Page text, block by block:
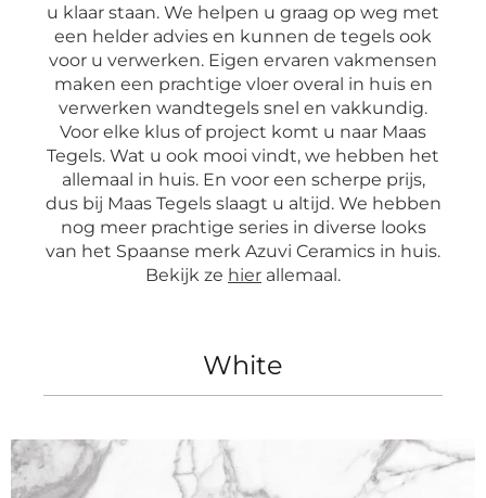
u klaar staan. We helpen u graag op weg met
een helder advies en kunnen de tegels ook
voor u verwerken. Eigen ervaren vakmensen
maken een prachtige vloer overal in huis en
verwerken wandtegels snel en vakkundig.
Voor elke klus of project komt u naar Maas
Tegels. Wat u ook mooi vindt, we hebben het
allemaal in huis. En voor een scherpe prijs,
dus bij Maas Tegels slaagt u altijd. We hebben
nog meer prachtige series in diverse looks
van het Spaanse merk Azuvi Ceramics in huis.
Bekijk ze hier allemaal.
White